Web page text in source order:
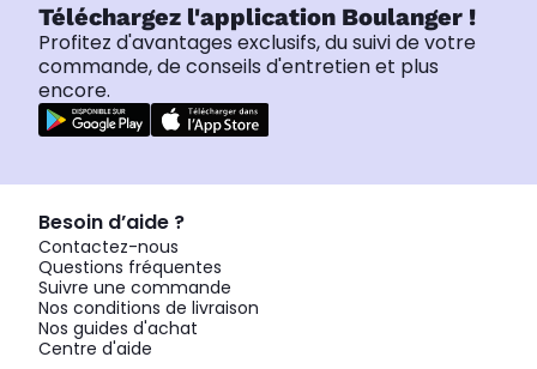
Téléchargez l'application Boulanger !
Profitez d'avantages exclusifs, du suivi de votre
commande, de conseils d'entretien et plus
encore.
Besoin d’aide ?
Contactez-nous
Questions fréquentes
Suivre une commande
Nos conditions de livraison
Nos guides d'achat
Centre d'aide